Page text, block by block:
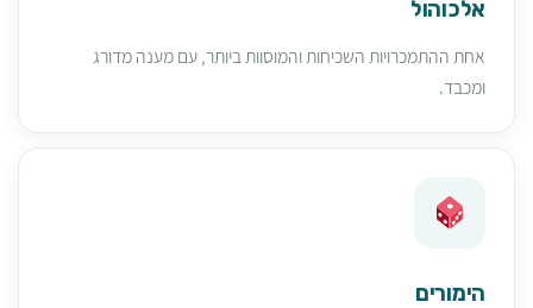
אלכוהול
אחת ההתמכרויות השכיחות והמוסוות ביותר, עם מענה מדורג
ומכבד.
הימורים